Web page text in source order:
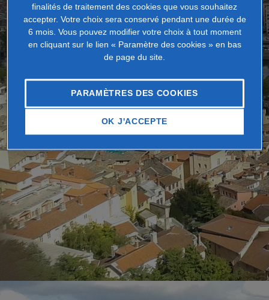
finalités de traitement des cookies que vous souhaitez
accepter. Votre choix sera conservé pendant une durée de
6 mois. Vous pouvez modifier votre choix à tout moment
en cliquant sur le lien « Paramètre des cookies » en bas
de page du site.
PARAMÈTRES DES COOKIES
OK J'ACCEPTE